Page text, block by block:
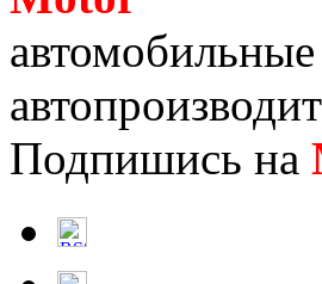
Подпишись на